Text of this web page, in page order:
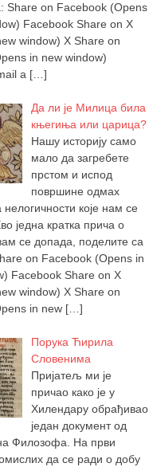
Share on Facebook (Opens
Facebook Share on X
window) X Share on
in new window)
a […]
Да ли је Милица била
књегиња или царица?
Нашу историју само
мало да загребете
прстом и испод
површине одмах
које нам се
једна кратка прича о
се допада, поделите са
on Facebook (Opens in
Facebook Share on X
window) X Share on
in new […]
Порука Ћирила
Словенима
Пријатељ ми је
причао како је у
Хилендару обрађивао
један документ од
Филозофа. На први
да се ради о добу